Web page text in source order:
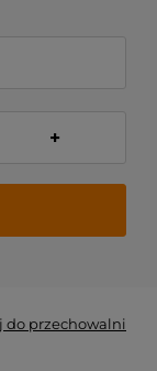
+
do przechowalni